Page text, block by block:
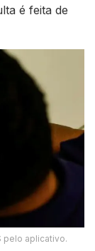
é feita de
pelo aplicativo.